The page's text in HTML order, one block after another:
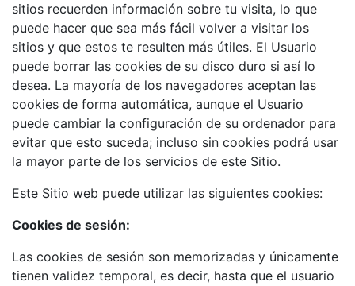
sitios recuerden información sobre tu visita, lo que
puede hacer que sea más fácil volver a visitar los
sitios y que estos te resulten más útiles. El Usuario
puede borrar las cookies de su disco duro si así lo
desea. La mayoría de los navegadores aceptan las
cookies de forma automática, aunque el Usuario
puede cambiar la configuración de su ordenador para
evitar que esto suceda; incluso sin cookies podrá usar
la mayor parte de los servicios de este Sitio.
Este Sitio web puede utilizar las siguientes cookies:
Cookies de sesión:
Las cookies de sesión son memorizadas y únicamente
tienen validez temporal, es decir, hasta que el usuario